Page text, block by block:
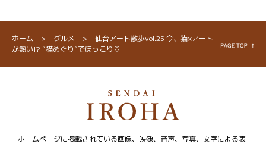
ホーム > グルメ >
仙台アート散歩vol.25 今、猫×アート
が熱い!? “猫めぐり”でほっこり♡
ホームページに掲載されている画像、映像、音声、写真、文字による表